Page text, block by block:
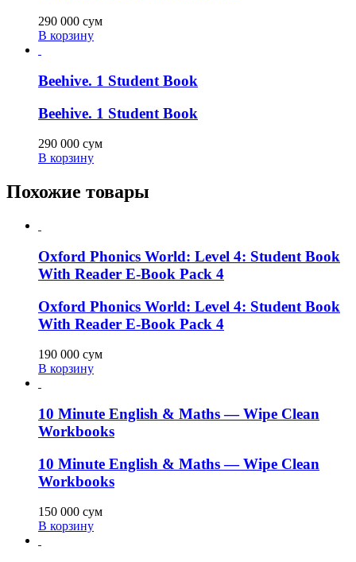
290 000 сум
В корзину
Beehive. 1 Student Book
Beehive. 1 Student Book
290 000 сум
В корзину
Похожие товары
Oxford Phonics World: Level 4: Student Book
With Reader E-Book Pack 4
Oxford Phonics World: Level 4: Student Book
With Reader E-Book Pack 4
190 000 сум
В корзину
10 Minute English & Maths — Wipe Clean
Workbooks
10 Minute English & Maths — Wipe Clean
Workbooks
150 000 сум
В корзину